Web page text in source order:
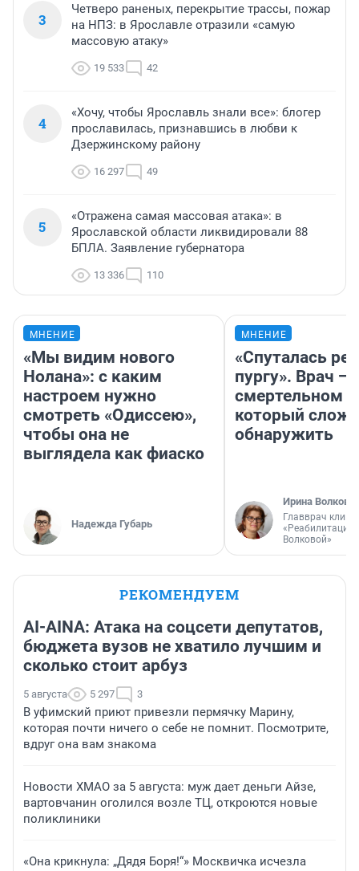
3
Четверо раненых, перекрытие трассы, пожар
на НПЗ: в Ярославле отразили «самую
массовую атаку»
19 533 42
4
«Хочу, чтобы Ярославль знали все»: блогер
прославилась, признавшись в любви к
Дзержинскому району
16 297 49
5
«Отражена самая массовая атака»: в
Ярославской области ликвидировали 88
БПЛА. Заявление губернатора
13 336 110
МНЕНИЕ
«Мы видим нового
Нолана»: с каким
настроем нужно
смотреть «Одиссею»,
чтобы она не
выглядела как фиаско
Надежда Губарь
МНЕНИЕ
«Спуталась
пургу». Врач —
смертельном
который
обнаружить
Ирина Волкова
Главврач
«Реабилитация
Волковой»
РЕКОМЕНДУЕМ
AI-AINA: Атака на соцсети депутатов,
бюджета вузов не хватило лучшим и
сколько стоит арбуз
5 августа 5 297 3
В уфимский приют привезли пермячку Марину,
которая почти ничего о себе не помнит. Посмотрите,
вдруг она вам знакома
Новости ХМАО за 5 августа: муж дает деньги Айзе,
вартовчанин оголился возле ТЦ, откроются новые
поликлиники
«Она крикнула: „Дядя Боря!“» Москвичка исчезла